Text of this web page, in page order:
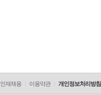
인재채용 이용약관 개인정보처리방침